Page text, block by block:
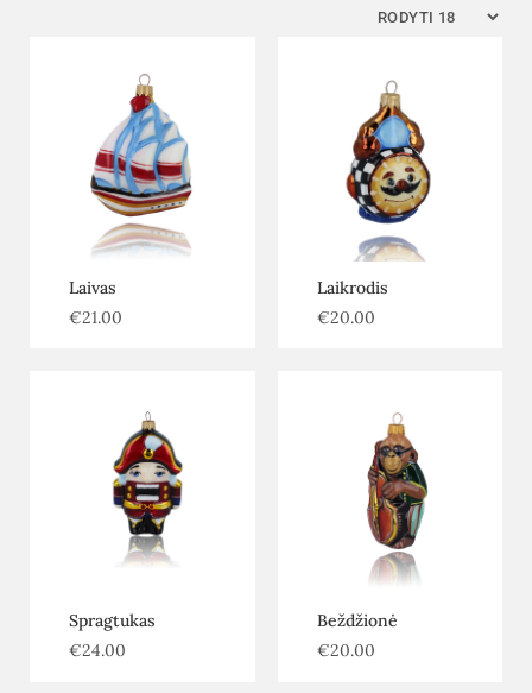
Laivas
€21.00
Laikrodis
€20.00
Spragtukas
€24.00
Beždžionė
€20.00